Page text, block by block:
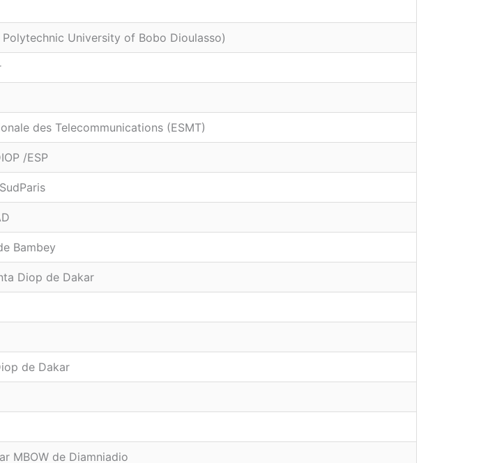
University of Bobo Dioulasso)
des Telecommunications (ESMT)
/ESP
Bambey
Diop de Dakar
de Dakar
MBOW de Diamniadio